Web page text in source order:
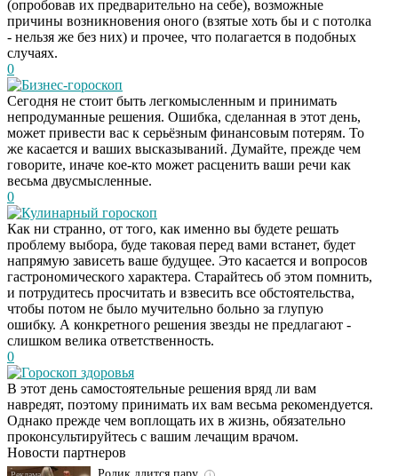
(опробовав их предварительно на себе), возможные
причины возникновения оного (взятые хоть бы и с потолка
- нельзя же без них) и прочее, что полагается в подобных
случаях.
0
Бизнес-гороскоп
Сегодня не стоит быть легкомысленным и принимать
непродуманные решения. Ошибка, сделанная в этот день,
может привести вас к серьёзным финансовым потерям. То
же касается и ваших высказываний. Думайте, прежде чем
говорите, иначе кое-кто может расценить ваши речи как
весьма двусмысленные.
0
Кулинарный гороскоп
Как ни странно, от того, как именно вы будете решать
проблему выбора, буде таковая перед вами встанет, будет
напрямую зависеть ваше будущее. Это касается и вопросов
гастрономического характера. Старайтесь об этом помнить,
и потрудитесь просчитать и взвесить все обстоятельства,
чтобы потом не было мучительно больно за глупую
ошибку. А конкретного решения звезды не предлагают -
слишком велика ответственность.
0
Гороскоп здоровья
В этот день самостоятельные решения вряд ли вам
навредят, поэтому принимать их вам весьма рекомендуется.
Однако прежде чем воплощать их в жизнь, обязательно
проконсультируйтесь с вашим лечащим врачом.
Новости партнеров
Этот танец невесты
оставит вас без слов!
Пересмотрела 10 раз
i
Ролик длится пару